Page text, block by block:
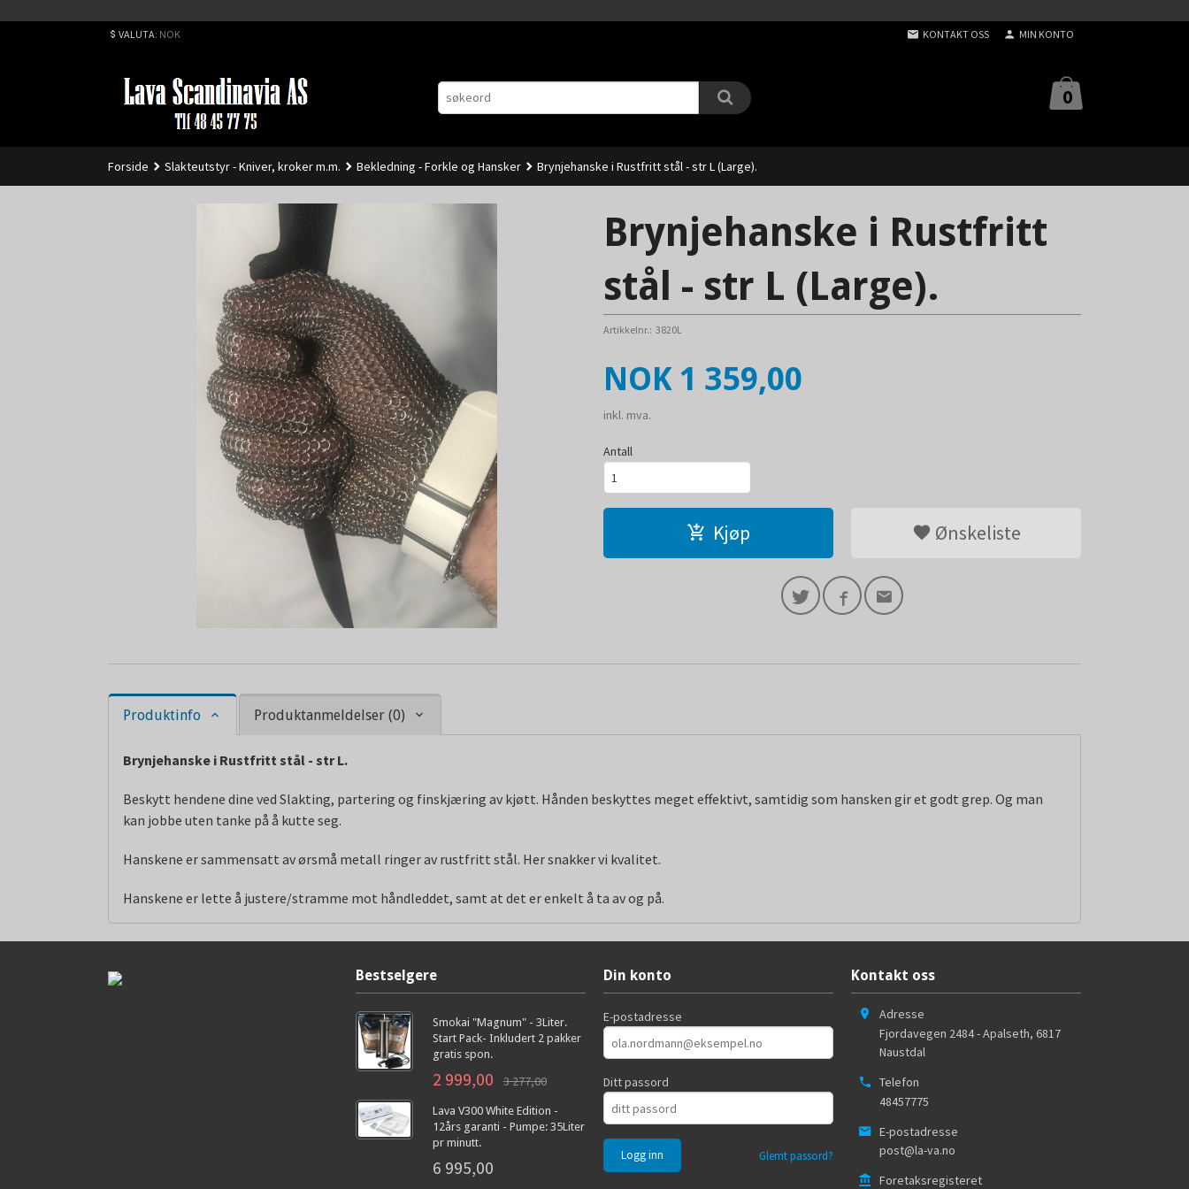
VALUTA: NOK KONTAKT OSS MIN KONTO
0
Forside Slakteutstyr - Kniver, kroker m.m. Bekledning - Forkle og Hansker Brynjehanske i Rustfritt stål - str L (Large).
Brynjehanske i Rustfritt
stål - str L (Large).
Artikkelnr.: 3820L
Pris
NOK 1 359,00
inkl. mva.
Antall
Kjøp Ønskeliste
Produktinfo Produktanmeldelser (0)
Brynjehanske i Rustfritt stål - str L.
Beskytt hendene dine ved Slakting, partering og finskjæring av kjøtt. Hånden beskyttes meget effektivt, samtidig som hansken gir et godt grep. Og man
kan jobbe uten tanke på å kutte seg.
Hanskene er sammensatt av ørsmå metall ringer av rustfritt stål. Her snakker vi kvalitet.
Hanskene er lette å justere/stramme mot håndleddet, samt at det er enkelt å ta av og på.
Bestselgere
Smokai "Magnum" - 3Liter.
Start Pack- Inkludert 2 pakker
gratis spon.
2 999,00 3 277,00
Lava V300 White Edition -
12års garanti - Pumpe: 35Liter
pr minutt.
6 995,00
Din konto
E-postadresse
Ditt passord
Glemt passord?
Kontakt oss
Adresse
Fjordavegen 2484 - Apalseth, 6817
Naustdal
Telefon
48457775
E-postadresse
post@la-va.no
Foretaksregisteret